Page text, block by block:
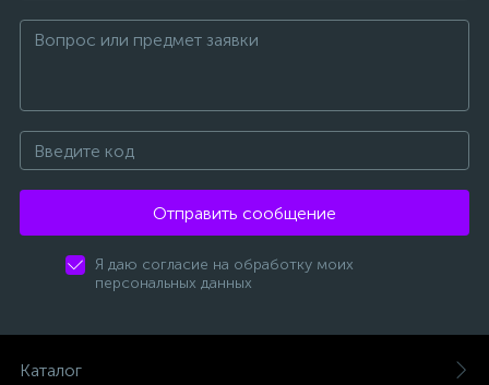
Отправить сообщение
Я даю согласие на обработку моих
персональных данных
Каталог